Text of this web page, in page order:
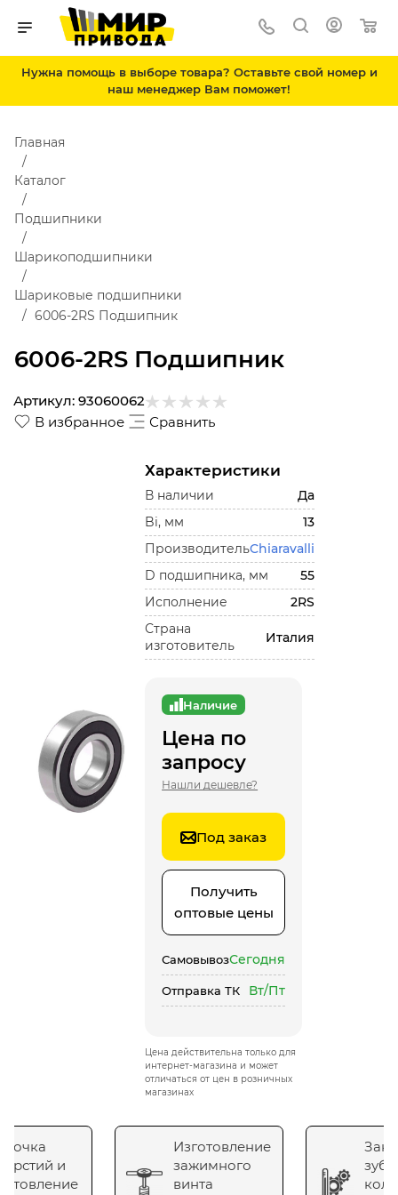
Нужна помощь в выборе товара? Оставьте свой номер и
наш менеджер Вам поможет!
6006-2RS Подшипник
Главная
Каталог
Подшипники
Шарикоподшипники
Шариковые подшипники
6006-2RS Подшипник
В избранное Сравнить
Артикул: 93060062
Характеристики
В наличии
Да
Bi, мм
13
ПроизводительChiaravalli
D подшипника, мм
55
Исполнение
2RS
Страна
изготовитель
Италия
Наличие
Цена по
запросу
Нашли дешевле?
Под заказ
Получить
оптовые цены
СамовывозСегодня
Отправка ТК Вт/Пт
Цена действительна только для
интернет-магазина и может
отличаться от цен в розничных
магазинах
и
Изготовление
зажимного
винта